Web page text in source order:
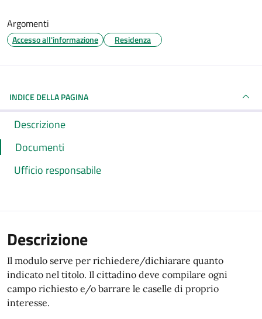
Argomenti
Accesso all'informazione Residenza
INDICE DELLA PAGINA
Descrizione
Documenti
Ufficio responsabile
Descrizione
Il modulo serve per richiedere/dichiarare quanto
indicato nel titolo. Il cittadino deve compilare ogni
campo richiesto e/o barrare le caselle di proprio
interesse.